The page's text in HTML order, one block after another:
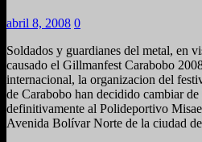
abril 8, 2008 0
Soldados y guardianes del metal, en
causado el Gillmanfest Carabobo
internacional, la organizacion del
de Carabobo han decidido cambiar
definitivamente al Polideportivo
Avenida Bolívar Norte de la ciudad